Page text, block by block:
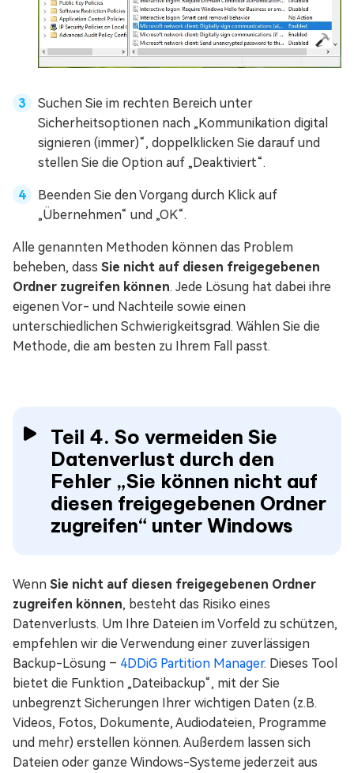
Suchen Sie im rechten Bereich unter
Sicherheitsoptionen nach „Kommunikation digital
signieren (immer)“, doppelklicken Sie darauf und
stellen Sie die Option auf „Deaktiviert“.
Beenden Sie den Vorgang durch Klick auf
„Übernehmen“ und „OK“.
Alle genannten Methoden können das Problem
beheben, dass Sie nicht auf diesen freigegebenen
Ordner zugreifen können. Jede Lösung hat dabei ihre
eigenen Vor- und Nachteile sowie einen
unterschiedlichen Schwierigkeitsgrad. Wählen Sie die
Methode, die am besten zu Ihrem Fall passt.
Teil 4. So vermeiden Sie
Datenverlust durch den
Fehler „Sie können nicht auf
diesen freigegebenen Ordner
zugreifen“ unter Windows
Wenn Sie nicht auf diesen freigegebenen Ordner
zugreifen können, besteht das Risiko eines
Datenverlusts. Um Ihre Dateien im Vorfeld zu schützen,
empfehlen wir die Verwendung einer zuverlässigen
Backup-Lösung – 4DDiG Partition Manager. Dieses Tool
bietet die Funktion „Dateibackup“, mit der Sie
unbegrenzt Sicherungen Ihrer wichtigen Daten (z.B.
Videos, Fotos, Dokumente, Audiodateien, Programme
und mehr) erstellen können. Außerdem lassen sich
Dateien oder ganze Windows-Systeme jederzeit aus